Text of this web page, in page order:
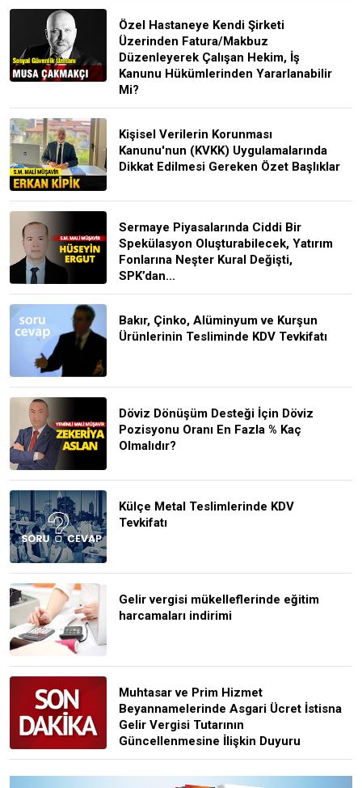
Özel Hastaneye Kendi Şirketi
Üzerinden Fatura/Makbuz
Düzenleyerek Çalışan Hekim, İş
Kanunu Hükümlerinden Yararlanabilir
Mi?
Kişisel Verilerin Korunması
Kanunu'nun (KVKK) Uygulamalarında
Dikkat Edilmesi Gereken Özet Başlıklar
Sermaye Piyasalarında Ciddi Bir
Spekülasyon Oluşturabilecek, Yatırım
Fonlarına Neşter Kural Değişti,
SPK’dan...
Bakır, Çinko, Alüminyum ve Kurşun
Ürünlerinin Tesliminde KDV Tevkifatı
Döviz Dönüşüm Desteği İçin Döviz
Pozisyonu Oranı En Fazla % Kaç
Olmalıdır?
Külçe Metal Teslimlerinde KDV
Tevkifatı
Gelir vergisi mükelleflerinde eğitim
harcamaları indirimi
Muhtasar ve Prim Hizmet
Beyannamelerinde Asgari Ücret İstisna
Gelir Vergisi Tutarının
Güncellenmesine İlişkin Duyuru